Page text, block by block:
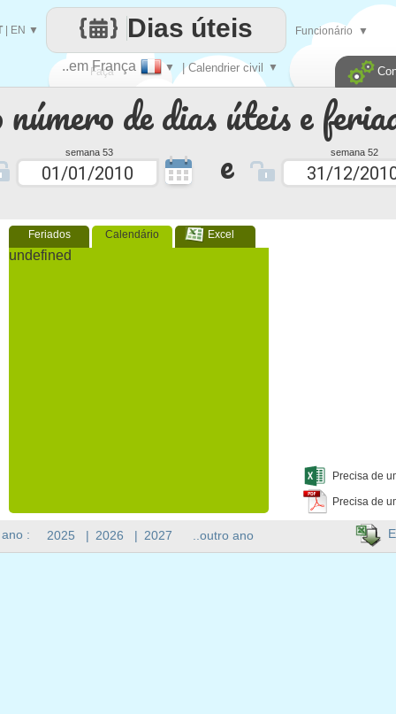
de dias úteis e
semana 53 e semana 52
Feriados Calendário Excel
undefined
Precisa de
Precisa de
Faça
cada
..em França ▼ | Calendrier civil ▼
Dias úteis
| EN ▼ Funcionário ▼
: 2025 | 2026 | 2027 ..outro ano